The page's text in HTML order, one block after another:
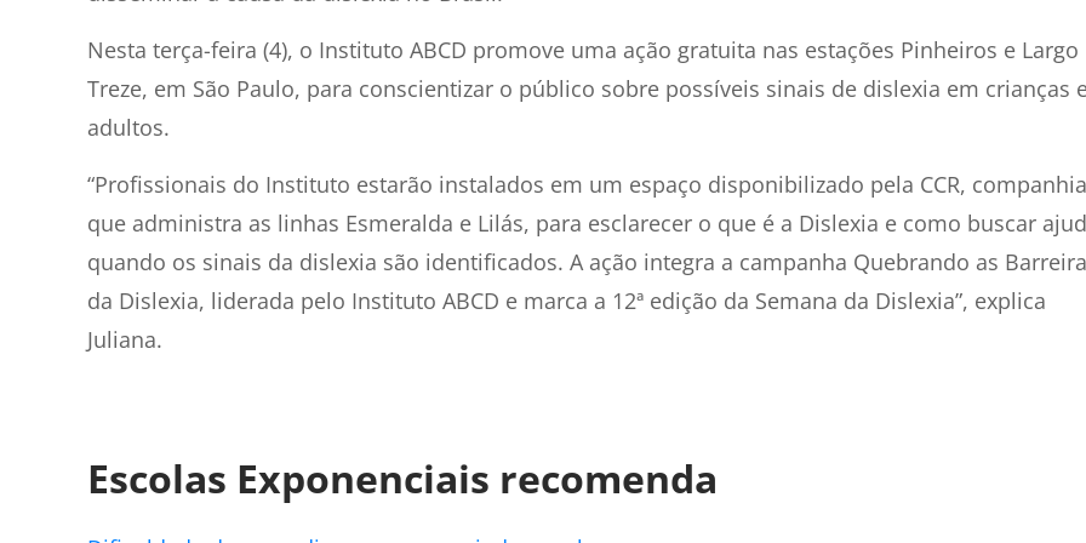
Nesta terça-feira (4), o Instituto ABCD promove uma ação gratuita nas estações Pinheiros e Largo
Treze, em São Paulo, para conscientizar o público sobre possíveis sinais de dislexia em crianças
adultos.
“Profissionais do Instituto estarão instalados em um espaço disponibilizado pela CCR, companhia
que administra as linhas Esmeralda e Lilás, para esclarecer o que é a Dislexia e como buscar
quando os sinais da dislexia são identificados. A ação integra a campanha Quebrando as
da Dislexia, liderada pelo Instituto ABCD e marca a 12ª edição da Semana da Dislexia”, explica
Juliana.
Escolas Exponenciais recomenda